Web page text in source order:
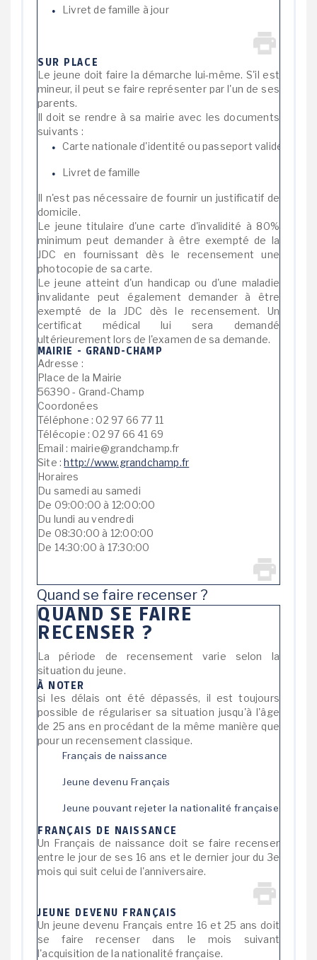
Livret de famille à jour
SUR PLACE
Le jeune doit faire la démarche lui-même. S'il est
mineur, il peut se faire représenter par l'un de ses
parents.
Il doit se rendre à sa mairie avec les documents
suivants :
Carte nationale d'identité ou passeport valide
Livret de famille
Il n'est pas nécessaire de fournir un justificatif de
domicile.
Le jeune titulaire d'une carte d'invalidité à 80%
minimum peut demander à être exempté de la
JDC en fournissant dès le recensement une
photocopie de sa carte.
Le jeune atteint d'un handicap ou d'une maladie
invalidante peut également demander à être
exempté de la JDC dès le recensement. Un
certificat médical lui sera demandé
ultérieurement lors de l'examen de sa demande.
MAIRIE - GRAND-CHAMP
Adresse :
Place de la Mairie
56390 - Grand-Champ
Coordonées
Téléphone : 02 97 66 77 11
Télécopie : 02 97 66 41 69
Email : mairie@grandchamp.fr
Site :http://www.grandchamp.fr
Horaires
Du samedi au samedi
De 09:00:00 à 12:00:00
Du lundi au vendredi
De 08:30:00 à 12:00:00
De 14:30:00 à 17:30:00
Quand se faire recenser ?
QUAND SE FAIRE
RECENSER ?
La période de recensement varie selon la
situation du jeune.
À NOTER
si les délais ont été dépassés, il est toujours
possible de régulariser sa situation jusqu'à l'âge
de 25 ans en procédant de la même manière que
pour un recensement classique.
Français de naissance
Jeune devenu Français
Jeune pouvant rejeter la nationalité française
FRANÇAIS DE NAISSANCE
Un Français de naissance doit se faire recenser
entre le jour de ses 16 ans et le dernier jour du 3e
mois qui suit celui de l'anniversaire.
JEUNE DEVENU FRANÇAIS
Un jeune devenu Français entre 16 et 25 ans doit
se faire recenser dans le mois suivant
l'acquisition de la nationalité française.